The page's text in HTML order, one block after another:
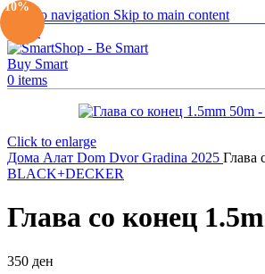
Skip to navigation Skip to main content
0 items
Click to enlarge
Дома Алат Dom Dvor Gradina 2025 Глава
BLACK+DECKER
Глава со конец
350 ден
-10%